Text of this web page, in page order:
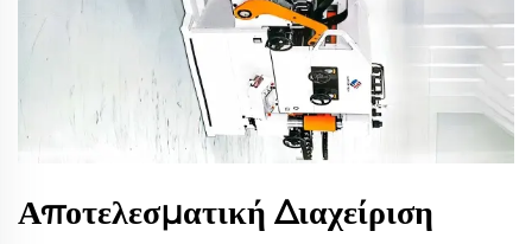
Αποτελεσματική Διαχείριση